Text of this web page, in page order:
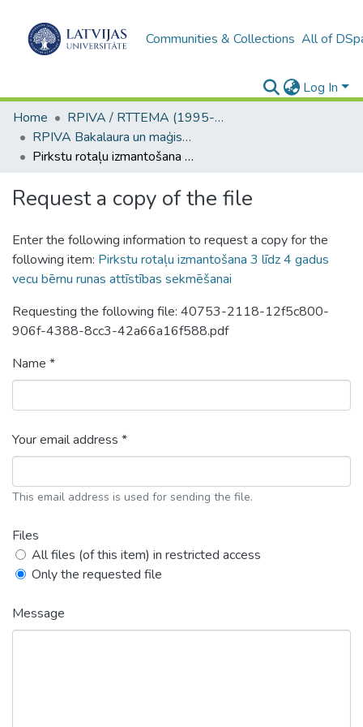
Communities & Collections All of
Log In
Home
RPIVA / RTTEMA (1995-2016)
RPIVA Bakalaura un maģistra darbi / RTTEMA Bachelor's and Master's theses (1995-2017)
Pirkstu rotaļu izmantošana 3 līdz 4 gadus vecu bērnu runas attīstības sekmēšanai
Request a copy of the file
Enter the following information to request a copy for the
following item: Pirkstu rotaļu izmantošana 3 līdz 4 gadus
vecu bērnu runas attīstības sekmēšanai
Requesting the following file: 40753-2118-12f5c800-
906f-4388-8cc3-42a66a16f588.pdf
Name *
Your email address *
This email address is used for sending the file.
Files
All files (of this item) in restricted access
Only the requested file
Message